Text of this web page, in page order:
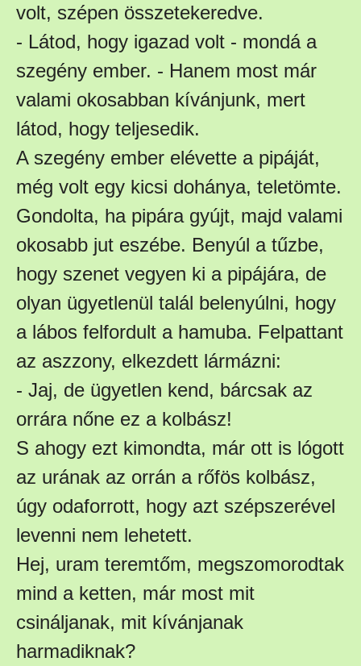
volt, szépen összetekeredve.
- Látod, hogy igazad volt - mondá a
szegény ember. - Hanem most már
valami okosabban kívánjunk, mert
látod, hogy teljesedik.
A szegény ember elévette a pipáját,
még volt egy kicsi dohánya, teletömte.
Gondolta, ha pipára gyújt, majd valami
okosabb jut eszébe. Benyúl a tűzbe,
hogy szenet vegyen ki a pipájára, de
olyan ügyetlenül talál belenyúlni, hogy
a lábos felfordult a hamuba. Felpattant
az aszzony, elkezdett lármázni:
- Jaj, de ügyetlen kend, bárcsak az
orrára nőne ez a kolbász!
S ahogy ezt kimondta, már ott is lógott
az urának az orrán a rőfös kolbász,
úgy odaforrott, hogy azt szépszerével
levenni nem lehetett.
Hej, uram teremtőm, megszomorodtak
mind a ketten, már most mit
csináljanak, mit kívánjanak
harmadiknak?